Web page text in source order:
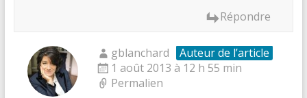
Répondre
gblanchard
Auteur de l’article
1 août 2013 à 12 h 55 min
Permalien